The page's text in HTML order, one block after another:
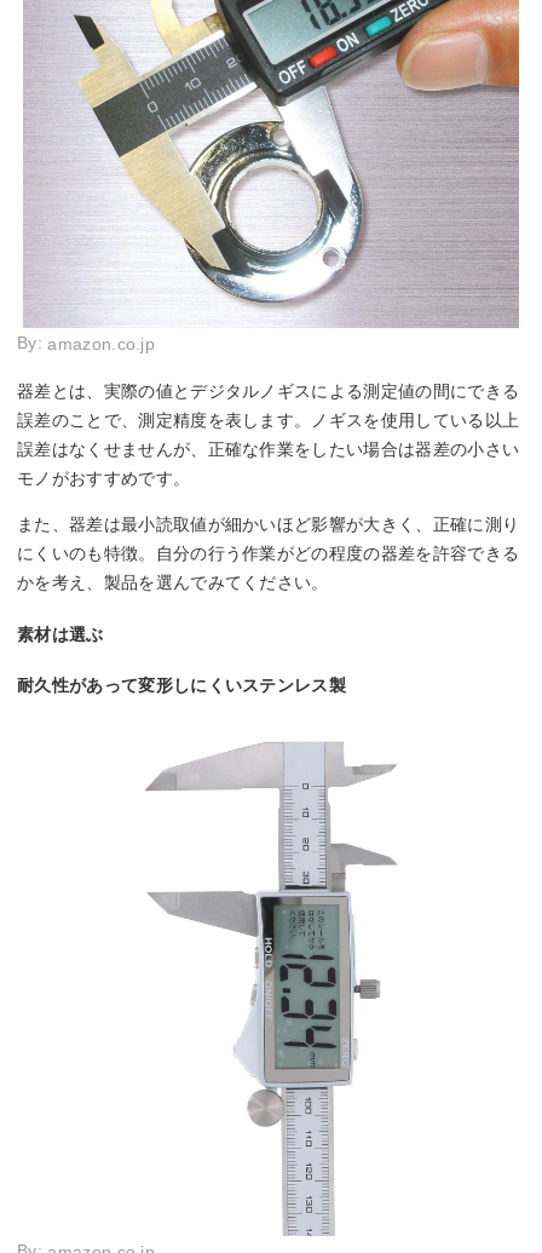
By:amazon.co.jp
器差とは、実際の値とデジタルノギスによる測定値の間にできる
誤差のことで、測定精度を表します。ノギスを使用している以上
誤差はなくせませんが、正確な作業をしたい場合は器差の小さい
モノがおすすめです。
また、器差は最小読取値が細かいほど影響が大きく、正確に測り
にくいのも特徴。自分の行う作業がどの程度の器差を許容できる
かを考え、製品を選んでみてください。
素材は選ぶ
耐久性があって変形しにくいステンレス製